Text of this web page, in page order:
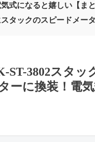
式になると嬉しい【まと
タックのスピードメー
ST-3802スタッ
ーに換装！電